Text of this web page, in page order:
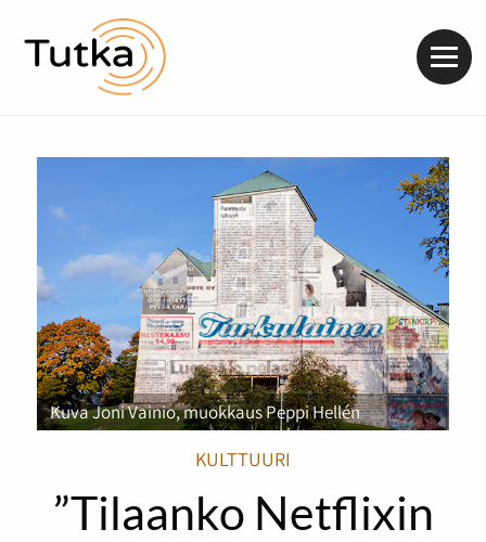
Kuva Joni Vainio, muokkaus Peppi Hellén
KULTTUURI
”Tilaanko Netflixin